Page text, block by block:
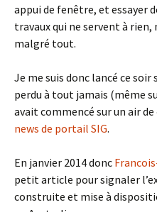
appui de fenêtre, et essayer
travaux qui ne servent à
malgré tout.
Je me suis donc lancé ce
perdu à tout jamais (même
avait commencé sur un air
news de portail SIG.
En janvier 2014 donc
petit article pour signaler
construite et mise à